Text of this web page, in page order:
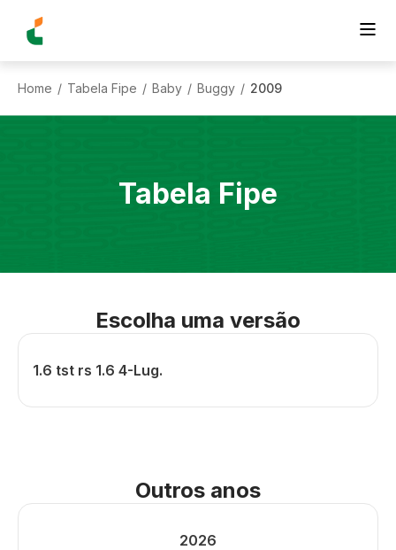
Home / Tabela Fipe / Baby / Buggy / 2009
Tabela Fipe
Escolha uma versão
1.6 tst rs 1.6 4-Lug.
Outros anos
2026